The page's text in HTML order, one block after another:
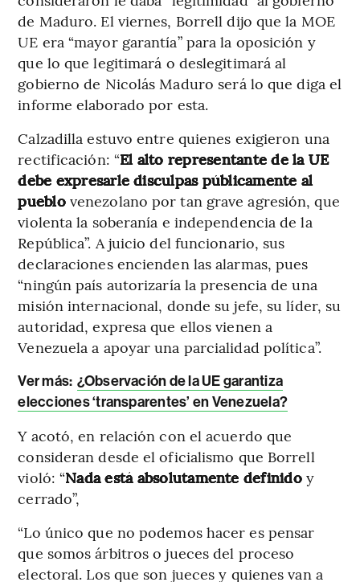
de Maduro. El viernes, Borrell dijo que la MOE
UE era “mayor garantía” para la oposición y
que lo que legitimará o deslegitimará al
gobierno de Nicolás Maduro será lo que diga el
informe elaborado por esta.
Calzadilla estuvo entre quienes exigieron una
rectificación: “El alto representante de la UE
debe expresarle disculpas públicamente al
pueblovenezolano por tan grave agresión, que
violenta la soberanía e independencia de la
República”. A juicio del funcionario, sus
declaraciones encienden las alarmas, pues
“ningún país autorizaría la presencia de una
misión internacional, donde su jefe, su líder, su
autoridad, expresa que ellos vienen a
Venezuela a apoyar una parcialidad política”.
Ver más: ¿Observación de la UE garantiza
elecciones ‘transparentes’ en Venezuela?
Y acotó, en relación con el acuerdo que
consideran desde el oficialismo que Borrell
violó: “Nada está absolutamente definidoy
cerrado”,
“Lo único que no podemos hacer es pensar
que somos árbitros o jueces del proceso
electoral. Los que son jueces y quienes van a